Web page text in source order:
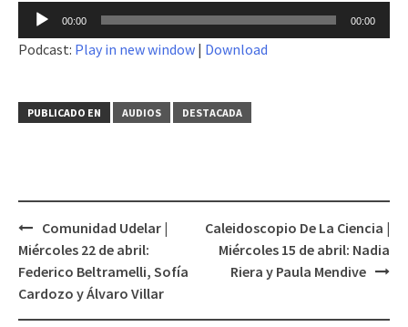
Reproductor
audio
00:00 00:00
Podcast: Play in new window | Download
PUBLICADO EN AUDIOS DESTACADA
Navegación
de
entradas
Comunidad Udelar |
Miércoles 22 de abril:
Federico Beltramelli, Sofía
Cardozo y Álvaro Villar
Caleidoscopio De La Ciencia |
Miércoles 15 de abril: Nadia
Riera y Paula Mendive